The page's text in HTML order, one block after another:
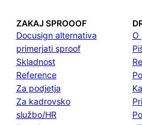
ZAKAJ SPROOOF
Docusign alternativa
primerjati sproof
Skladnost
Reference
Za podjetja
Za kadrovsko
službo/HR
O